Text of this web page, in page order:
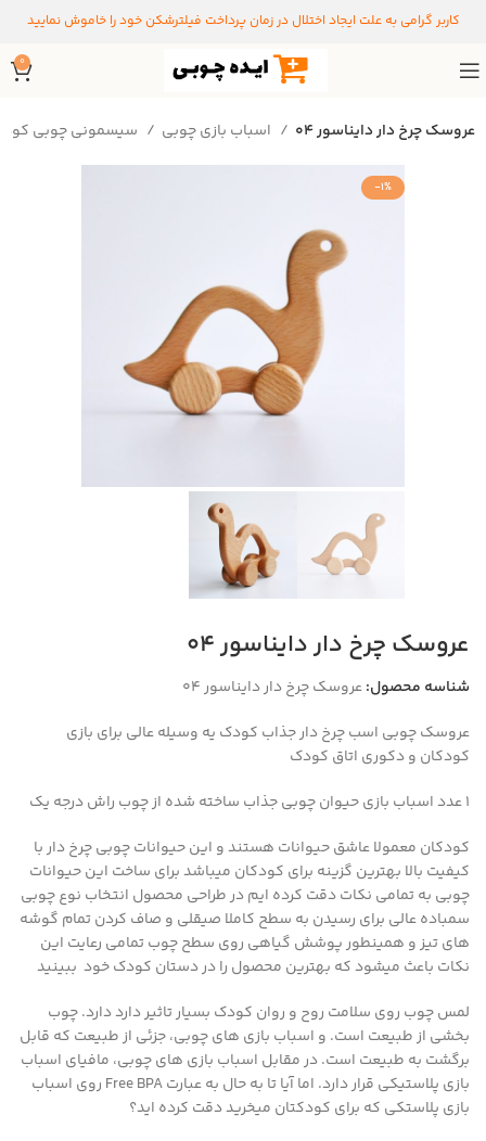
کاربر گرامی به علت ایجاد اختلال در زمان پرداخت فیلترشکن خود را خاموش نمایید
0
عروسک چرخ دار دایناسور 04
-1%
عروسک چرخ دار دایناسور 04
شناسه محصول:عروسک چرخ دار دایناسور 04
عروسک چوبی اسب چرخ دار جذاب کودک یه وسیله عالی برای بازی
کودکان و دکوری اتاق کودک
۱ عدد اسباب بازی حیوان چوبی جذاب ساخته شده از چوب راش درجه یک
کودکان معمولا عاشق حیوانات هستند و این حیوانات چوبی چرخ دار با
کیفیت بالا بهترین گزینه برای کودکان میباشد برای ساخت این حیوانات
چوبی به تمامی نکات دقت کرده ایم در طراحی محصول انتخاب نوع چوبی
سمباده عالی برای رسیدن به سطح کاملا صیقلی و صاف کردن تمام گوشه
های تیز و همینطور پوشش گیاهی روی سطح چوب تمامی رعایت این
نکات باعث میشود که بهترین محصول را در دستان کودک خود ببینید
لمس چوب روی سلامت روح و روان کودک بسیار تاثیر دارد دارد. چوب
بخشی از طبیعت است. و اسباب بازی های چوبی، جزئی از طبیعت که قابل
برگشت به طبیعت است. در مقابل اسباب بازی های چوبی، مافیای اسباب
بازی پلاستیکی قرار دارد. اما آیا تا به حال به عبارت Free BPA روی اسباب
بازی پلاستکی که برای کودکتان میخرید دقت کرده اید؟